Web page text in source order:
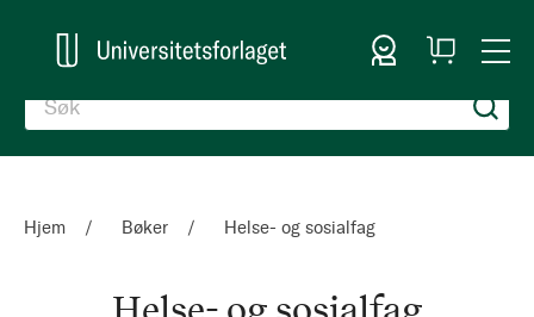
Logg inn
Handlekurv
Hjem Bøker Helse- og sosialfag